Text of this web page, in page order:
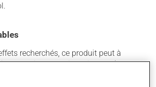
recherchés, ce produit peut à
certains effets indésirables (effets
: